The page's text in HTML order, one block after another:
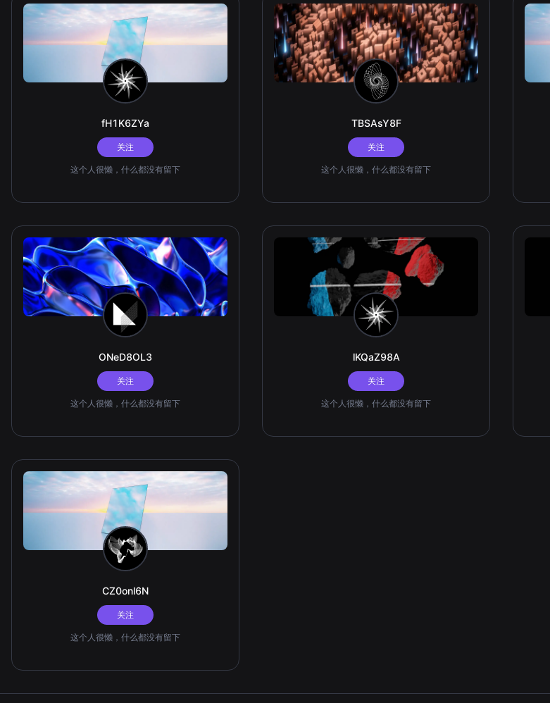
fH1K6ZYa
关注
这个人很懒，什么都没有留下
TBSAsY8F
关注
这个人很懒，什么都没有留下
ONeD8OL3
关注
这个人很懒，什么都没有留下
lKQaZ98A
关注
这个人很懒，什么都没有留下
CZ0onl6N
关注
这个人很懒，什么都没有留下